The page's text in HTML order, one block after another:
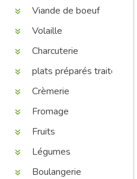
Viande de boeuf
Volaille
Charcuterie
plats préparés traiteur
Crèmerie
Fromage
Fruits
Légumes
Boulangerie